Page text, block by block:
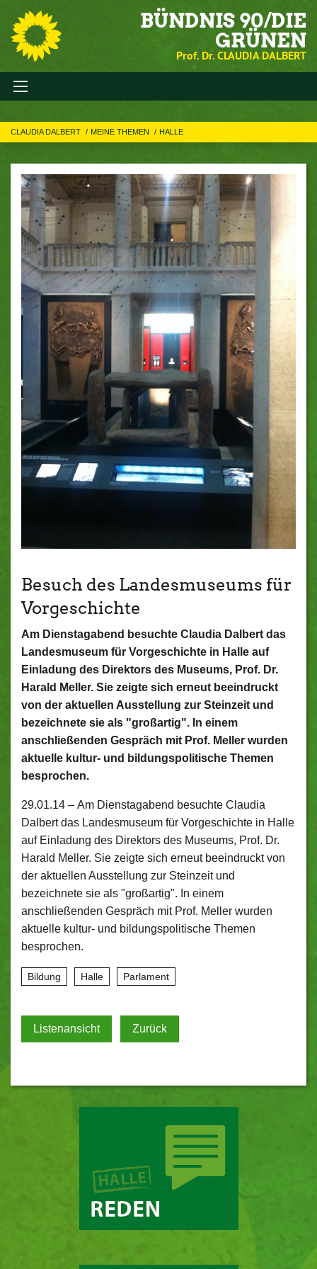
BÜNDNIS 90/DIE
GRÜNEN
Prof. Dr. CLAUDIA DALBERT
CLAUDIA DALBERT MEINE THEMEN HALLE
Besuch des Landesmuseums für
Vorgeschichte
Am Dienstagabend besuchte Claudia Dalbert das
Landesmuseum für Vorgeschichte in Halle auf
Einladung des Direktors des Museums, Prof. Dr.
Harald Meller. Sie zeigte sich erneut beeindruckt
von der aktuellen Ausstellung zur Steinzeit und
bezeichnete sie als "großartig". In einem
anschließenden Gespräch mit Prof. Meller wurden
aktuelle kultur- und bildungspolitische Themen
besprochen.
29.01.14 – Am Dienstagabend besuchte Claudia
Dalbert das Landesmuseum für Vorgeschichte in Halle
auf Einladung des Direktors des Museums, Prof. Dr.
Harald Meller. Sie zeigte sich erneut beeindruckt von
der aktuellen Ausstellung zur Steinzeit und
bezeichnete sie als "großartig". In einem
anschließenden Gespräch mit Prof. Meller wurden
aktuelle kultur- und bildungspolitische Themen
besprochen.
Bildung Halle Parlament
Listenansicht Zurück